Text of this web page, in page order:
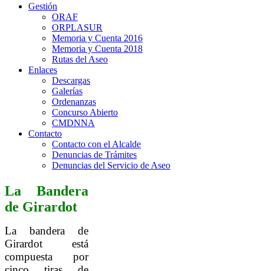
Gestión
ORAF
ORPLASUR
Memoria y Cuenta 2016
Memoria y Cuenta 2018
Rutas del Aseo
Enlaces
Descargas
Galerías
Ordenanzas
Concurso Abierto
CMDNNA
Contacto
Contacto con el Alcalde
Denuncias de Trámites
Denuncias del Servicio de Aseo
La Bandera
de Girardot
La bandera de
Girardot está
compuesta por